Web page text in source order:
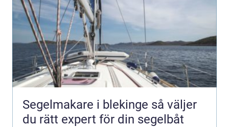
Segelmakare i blekinge så väljer
du rätt expert för din segelbåt